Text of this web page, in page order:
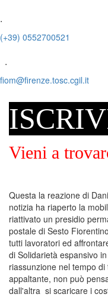
.
(+39) 0552700521
.
fiom@firenze.tosc.cgil.it
Vieni a
Questa la reazione di
notizia ha riaperto la
riattivato un presidio
postale di Sesto
tutti lavoratori ed
di Solidarietà espansivo
riassunzione nel tempo
appaltante, non può
dall'altra si scaricare i